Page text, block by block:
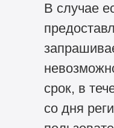
В случае
срок, в
со дня